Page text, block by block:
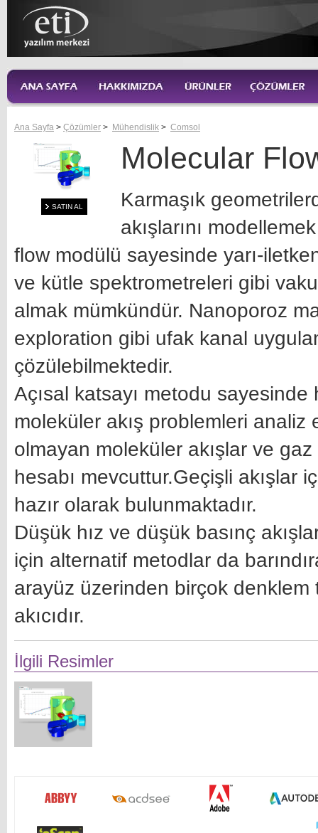
Ana Sayfa > Çözümler > Mühendislik > Comsol
SATIN AL
Molecular
Karmaşık
akışlarını
flow modülü sayesinde yarı-
ve kütle spektrometreleri gibi
almak mümkündür. Nanoporoz
exploration gibi ufak kanal
çözülebilmektedir.
Açısal katsayı metodu
moleküler akış problemleri
olmayan moleküler akışlar ve gaz
hesabı mevcuttur.Geçişli akışlar
hazır olarak bulunmaktadır.
Düşük hız ve düşük basınç
için alternatif metodlar da
arayüz üzerinden birçok denklem
akıcıdır.
İlgili Resimler